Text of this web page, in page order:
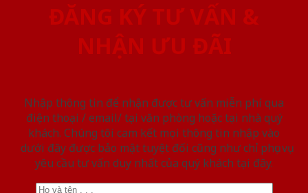
ĐĂNG KÝ TƯ VẤN &
NHẬN ƯU ĐÃI
Nhập thông tin để nhận được tư vấn miễn phí qua
điện thoại / email/ tại văn phòng hoặc tại nhà quý
khách. Chúng tôi cam kết mọi thông tin nhập vào
dưới đây được bảo mật tuyệt đối cũng như chỉ phục vụ
yêu cầu tư vấn duy nhất của quý khách tại đây.